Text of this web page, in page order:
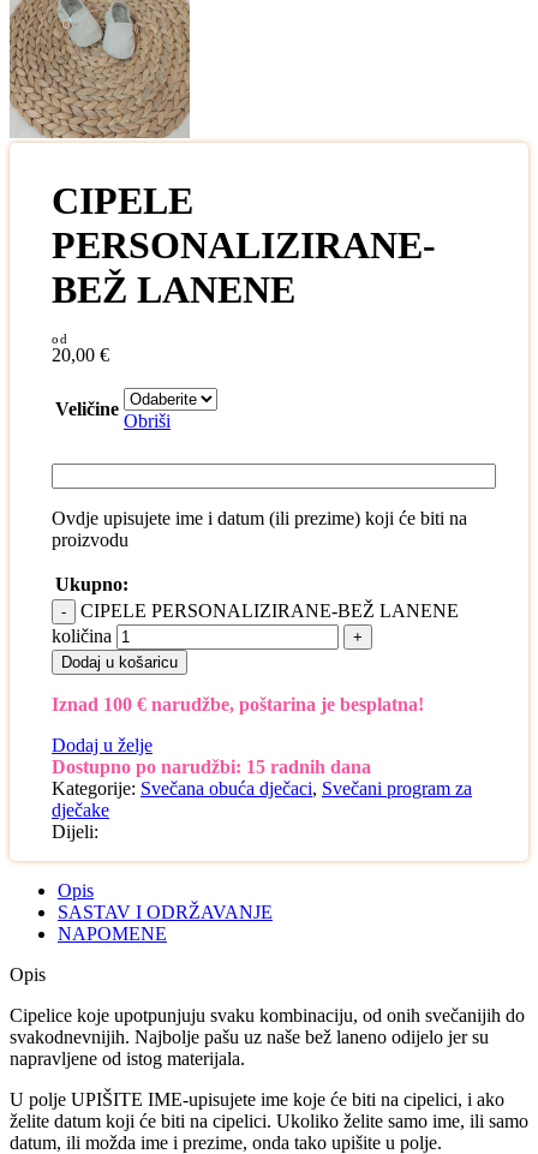
CIPELE
PERSONALIZIRANE-
BEŽ LANENE
20,00 €
Veličine
Obriši
Ovdje upisujete ime i datum (ili prezime) koji će biti na
proizvodu
Ukupno:
CIPELE PERSONALIZIRANE-BEŽ LANENE
količina
Dodaj u košaricu
Iznad 100 € narudžbe, poštarina je besplatna!
Dodaj u želje
Dostupno po narudžbi: 15 radnih dana
Kategorije: Svečana obuća dječaci, Svečani program za
dječake
Dijeli:
Opis
SASTAV I ODRŽAVANJE
NAPOMENE
Opis
Cipelice koje upotpunjuju svaku kombinaciju, od onih svečanijih do
svakodnevnijih. Najbolje pašu uz naše bež laneno odijelo jer su
napravljene od istog materijala.
U polje UPIŠITE IME-upisujete ime koje će biti na cipelici, i ako
želite datum koji će biti na cipelici. Ukoliko želite samo ime, ili samo
datum, ili možda ime i prezime, onda tako upišite u polje.